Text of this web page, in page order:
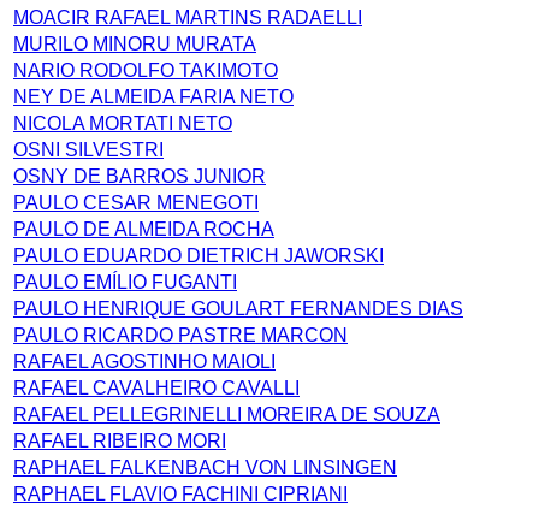
MOACIR RAFAEL MARTINS RADAELLI
MURILO MINORU MURATA
NARIO RODOLFO TAKIMOTO
NEY DE ALMEIDA FARIA NETO
NICOLA MORTATI NETO
OSNI SILVESTRI
OSNY DE BARROS JUNIOR
PAULO CESAR MENEGOTI
PAULO DE ALMEIDA ROCHA
PAULO EDUARDO DIETRICH JAWORSKI
PAULO EMÍLIO FUGANTI
PAULO HENRIQUE GOULART FERNANDES DIAS
PAULO RICARDO PASTRE MARCON
RAFAEL AGOSTINHO MAIOLI
RAFAEL CAVALHEIRO CAVALLI
RAFAEL PELLEGRINELLI MOREIRA DE SOUZA
RAFAEL RIBEIRO MORI
RAPHAEL FALKENBACH VON LINSINGEN
RAPHAEL FLAVIO FACHINI CIPRIANI